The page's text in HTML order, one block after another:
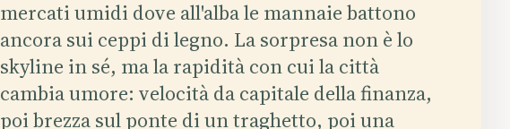
mercati umidi dove all'alba le mannaie battono
ancora sui ceppi di legno. La sorpresa non è lo
skyline in sé, ma la rapidità con cui la città
cambia umore: velocità da capitale della finanza,
poi brezza sul ponte di un traghetto, poi una